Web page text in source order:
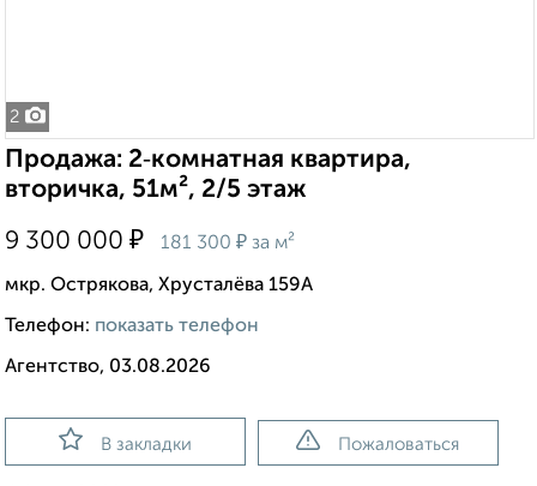
2
Продажа: 2‑комнатная квартира,
вторичка, 51м², 2/5 этаж
9 300 000 ₽ 181 300 ₽ за м²
мкр. Острякова, Хрусталёва 159А
Телефон: показать телефон
Агентство, 03.08.2026
В закладки Пожаловаться